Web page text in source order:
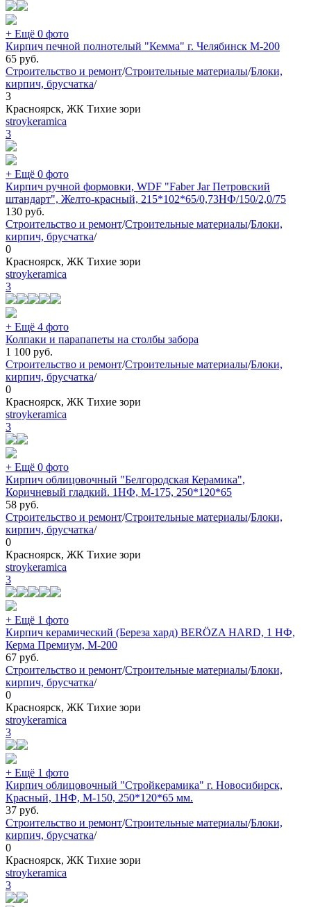
+ Ещё 0 фото
Кирпич печной полнотелый "Кемма" г. Челябинск М-200
65 руб.
Строительство и ремонт/Строительные материалы/Блоки,
кирпич, брусчатка/
3
Красноярск, ЖК Тихие зори
stroykeramica
3
+ Ещё 0 фото
Кирпич ручной формовки, WDF "Faber Jar Петровский
штандарт", Желто-красный, 215*102*65/0,73НФ/150/2,0/75
130 руб.
Строительство и ремонт/Строительные материалы/Блоки,
кирпич, брусчатка/
0
Красноярск, ЖК Тихие зори
stroykeramica
3
+ Ещё 4 фото
Колпаки и парапапеты на столбы забора
1 100 руб.
Строительство и ремонт/Строительные материалы/Блоки,
кирпич, брусчатка/
0
Красноярск, ЖК Тихие зори
stroykeramica
3
+ Ещё 0 фото
Кирпич облицовочный "Белгородская Керамика",
Коричневый гладкий. 1НФ, М-175, 250*120*65
58 руб.
Строительство и ремонт/Строительные материалы/Блоки,
кирпич, брусчатка/
0
Красноярск, ЖК Тихие зори
stroykeramica
3
+ Ещё 1 фото
Кирпич керамический (Береза хард) BERÖZA HARD, 1 НФ,
Керма Премиум, М-200
67 руб.
Строительство и ремонт/Строительные материалы/Блоки,
кирпич, брусчатка/
0
Красноярск, ЖК Тихие зори
stroykeramica
3
+ Ещё 1 фото
Кирпич облицовочный "Стройкерамика" г. Новосибирск,
Красный, 1НФ, М-150, 250*120*65 мм.
37 руб.
Строительство и ремонт/Строительные материалы/Блоки,
кирпич, брусчатка/
0
Красноярск, ЖК Тихие зори
stroykeramica
3